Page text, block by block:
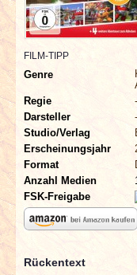
REDAKTION
LINKS
ARCHIV
FILM-TIPP
Genre
Regie
-
Darsteller
-
Studio/Verlag
Erscheinungsjahr
Format
Anzahl Medien
FSK-Freigabe
Rückentext